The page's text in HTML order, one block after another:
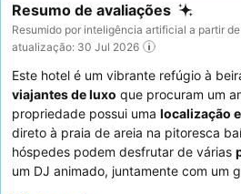
Resumo de avaliações
Resumido por inteligência artificial a partir
atualização: 30 Jul 2026
Este hotel é um vibrante refúgio à
viajantes de luxo que procuram um
propriedade possui uma localização
direto à praia de areia na pitoresca
hóspedes podem desfrutar de várias
um DJ animado, juntamente com um